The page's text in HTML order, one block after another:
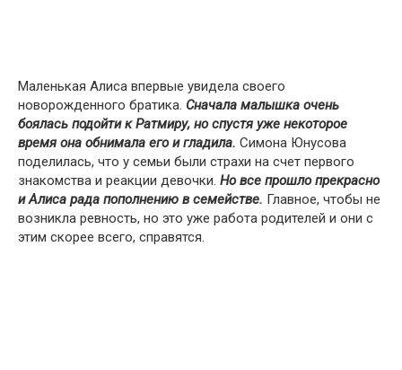
Маленькая Алиса впервые увидела своего
новорожденного братика. Сначала малышка очень
боялась подойти к Ратмиру, но спустя уже некоторое
время она обнимала его и гладила. Симона Юнусова
поделилась, что у семьи были страхи на счет первого
знакомства и реакции девочки. Но все прошло прекрасно
и Алиса рада пополнению в семействе. Главное, чтобы не
возникла ревность, но это уже работа родителей и они с
этим скорее всего, справятся.